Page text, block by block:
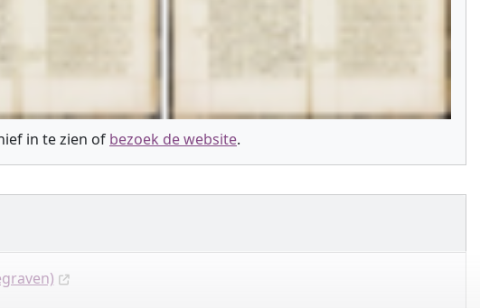
in te zien of bezoek de website.